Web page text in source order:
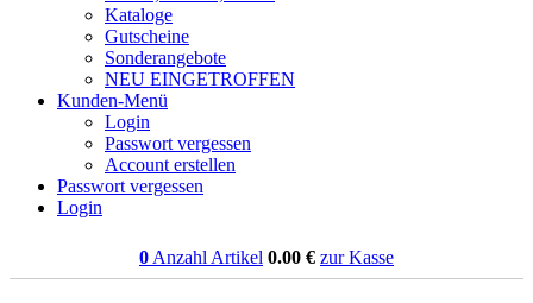
Kataloge
Gutscheine
Sonderangebote
NEU EINGETROFFEN
Kunden-Menü
Login
Passwort vergessen
Account erstellen
Passwort vergessen
Login
0 Anzahl Artikel 0.00 € zur Kasse